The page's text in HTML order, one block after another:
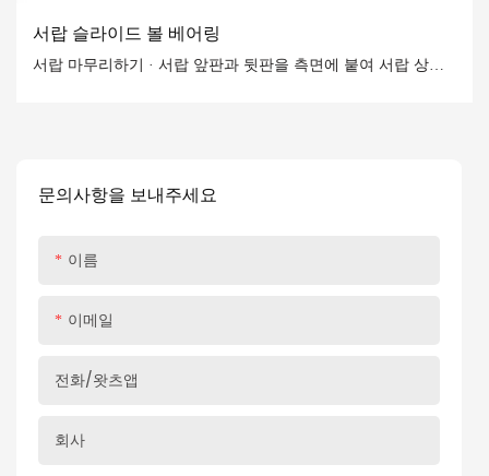
문의사항을 보내주세요
이름
이메일
전화/왓츠앱
회사
서랍 슬라이드 볼 베어링
서랍 마무리하기 · 서랍 앞판과 뒷판을 측면에 붙여 서랍 상자